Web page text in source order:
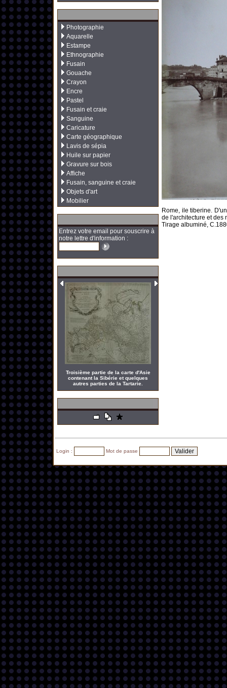
Photographie
Aquarelle
Estampe
Ethnographie
Fusain
Gouache
Crayon
Encre
Pastel
Fusain et craie
Sanguine
Caricature
Carte géographique
Lavis de sépia
Huile sur papier
Gravure sur bois
Affiche
Fusain, sanguine et craie
Objets d'art
Mobilier
Entrez votre email pour souscrire à
notre lettre d'information :
Troisième partie de la carte d'Asie
contenant la Sibérie et quelques
autres parties de la Tartarie.
Rome, ile tiberine.
de l'architecture et des
Tirage albuminé,
Login : Mot de passe